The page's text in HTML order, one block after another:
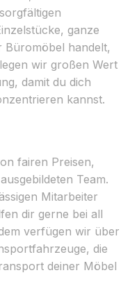
ganze
Büromöbel handelt,
wir großen Wert
damit du dich
kannst.
fairen Preisen,
Team.
Mitarbeiter
dir gerne bei all
verfügen wir über
die
deiner Möbel